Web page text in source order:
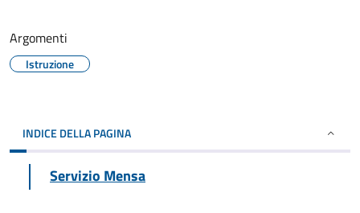
Argomenti
Istruzione
INDICE DELLA PAGINA
Servizio Mensa